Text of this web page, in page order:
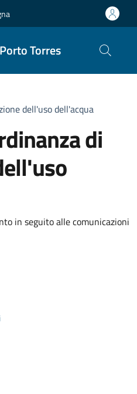
Torres
dell'uso dell'acqua
di
in seguito alle comunicazioni